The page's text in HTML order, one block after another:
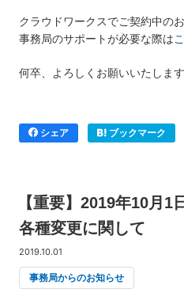
クラウドワークスでご契約中の
事務局のサポートが必要な際は
何卒、よろしくお願いいたします
シェア ブックマーク
【重要】2019年10月1
各種変更に関して
2019.10.01
事務局からのお知らせ